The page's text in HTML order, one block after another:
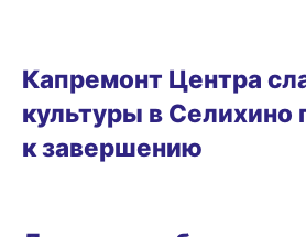
Капремонт Центра
культуры в Селихино
к завершению